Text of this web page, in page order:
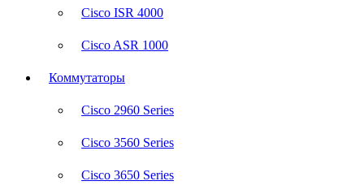
Cisco ISR 4000
Cisco ASR 1000
Коммутаторы
Cisco 2960 Series
Cisco 3560 Series
Cisco 3650 Series